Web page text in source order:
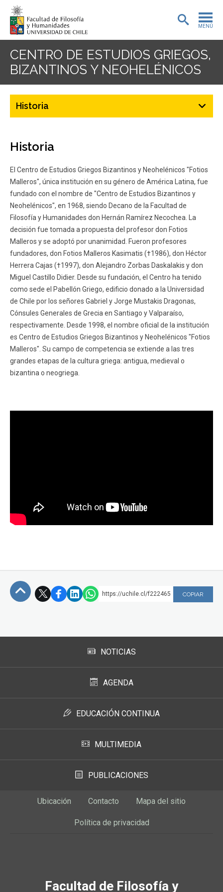
MENÚ
PORTADA
ADMISIÓN
PREGRADO
POSTGRADO
BIBLIOTECA
DEPARTAMENTOS
FACULTAD
Estudiantes
Académicos
Funcionarios
Egresados
CENTRO DE ESTUDIOS GRIEGOS,
BIZANTINOS Y NEOHELÉNICOS
Historia
Historia
El Centro de Estudios Griegos Bizantinos y Neohelénicos "Fotios
Malleros", única institución en su género de América Latina, fue
fundado con el nombre de "Centro de Estudios Bizantinos y
Neohelénicos", en 1968, siendo Decano de la Facultad de
Filosofía y Humanidades don Hernán Ramírez Necochea. La
decisión fue tomada a propuesta del profesor don Fotios
Malleros y se adoptó por unanimidad. Fueron profesores
fundadores, don Fotios Malleros Kasimatis (†1986), don Héctor
Herrera Cajas (†1997), don Alejandro Zorbas Daskalakis y don
Miguel Castillo Didier. Desde su fundación, el Centro ha tenido
como sede el Pabellón Griego, edificio donado a la Universidad
de Chile por los señores Gabriel y Jorge Mustakis Dragonas,
Cónsules Generales de Grecia en Santiago y Valparaíso,
respectivamente. Desde 1998, el nombre oficial de la institución
es Centro de Estudios Griegos Bizantinos y Neohelénicos "Fotios
Malleros". Su campo de competencia se extiende a las tres
grandes etapas de la cultura griega: antigua, medieval o
bizantina o neogriega.
https://uchile.cl/f222465 COPIAR
NOTICIAS
AGENDA
EDUCACIÓN CONTINUA
MULTIMEDIA
PUBLICACIONES
Ubicación Contacto Mapa del sitio
Política de privacidad
Facultad de Filosofía y